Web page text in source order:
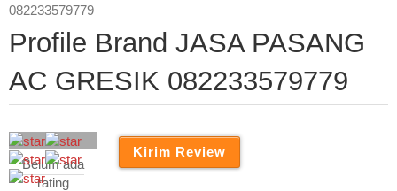
082233579779
Profile Brand JASA PASANG
AC GRESIK 082233579779
Belum ada
rating